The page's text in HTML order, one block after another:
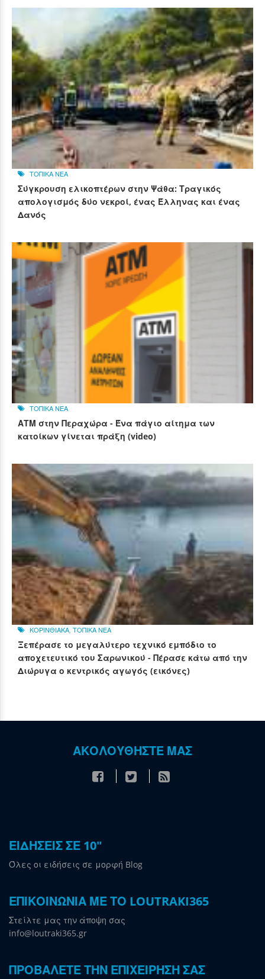
ΤΟΠΙΚΑ ΝΕΑ
Σύγκρουση ελικοπτέρων στην Ψάθα: Τραγικός
απολογισμός δύο νεκροί, ένας Έλληνας και ένας
Δανός
ΤΟΠΙΚΑ ΝΕΑ
ΑΤΜ στην Περαχώρα - Ένα πάγιο αίτημα των
κατοίκων γίνεται πράξη (video)
ΚΟΡΙΝΘΙΑΚΑ, ΤΟΠΙΚΑ ΝΕΑ
Ξεπέρασε το μεγαλύτερο τεχνικό εμπόδιο το
αποχετευτικό του Σαρωνικού - Πέρασε κάτω από την
Διώρυγα ο κεντρικός αγωγός (εικόνες)
ΑΚΟΛΟΥΘΗΣΤΕ ΜΑΣ
ΕΙΔΗΣΕΙΣ ΣΕ 10"
Όλες οι ειδήσεις σε μορφή Blog
ΕΠΙΚΟΙΝΩΝΙΑ ΜΕ ΤΟ LOUTRAKI365
Στείλτε μας την άποψη σας
info@loutraki365.gr
ΠΡΟΒΑΛΕΤΕ ΤΗΝ ΕΠΙΧΕΙΡΗΣΗ ΣΑΣ